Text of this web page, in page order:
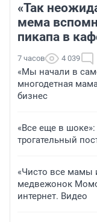
«Так
мема
пикапа в
7 часов 4 039
«Мы начали в
многодетная
бизнес
«Все еще в
трогательный
«Чисто все мамы
медвежонок
интернет. Видео